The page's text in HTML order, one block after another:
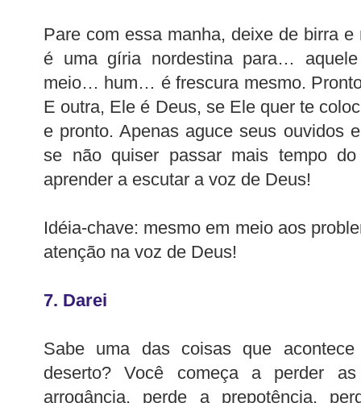
Pare com essa manha, deixe de birra
é uma gíria nordestina para…
meio… hum… é frescura mesmo.
E outra, Ele é Deus, se Ele quer te
e pronto. Apenas aguce seus ouvidos
se não quiser passar mais tempo
aprender a escutar a voz de Deus!
Idéia-chave: mesmo em meio aos
atenção na voz de Deus!
7. Darei
Sabe uma das coisas que
deserto? Você começa a perder
arrogância, perde a prepotência,